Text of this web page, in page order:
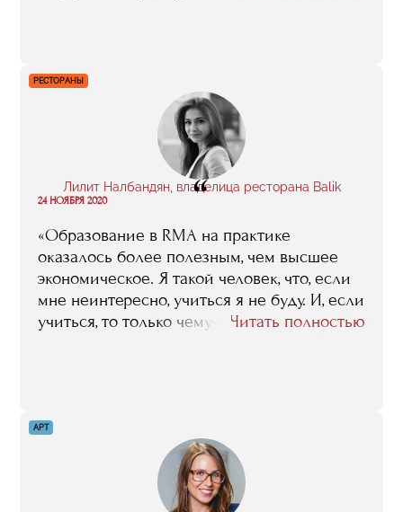
наверное, поделил: 40% — знаний и 60% —
это сила комьюнити, сила контактов».
РЕСТОРАНЫ
Лилит Налбандян, владелица ресторана Balik
“
24 НОЯБРЯ 2020
«Образование в RMA на практике
оказалось более полезным, чем высшее
экономическое. Я такой человек, что, если
мне неинтересно, учиться я не буду. И, если
учиться, то только чему-тоЧитать полностью
АРТ